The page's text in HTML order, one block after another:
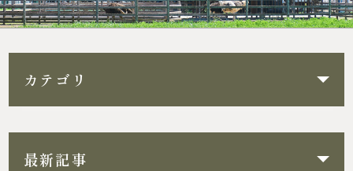
カテゴリ
最新記事